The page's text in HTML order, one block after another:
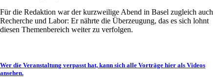
Für die Redaktion war der kurzweilige Abend in Basel zugleich auch
Recherche und Labor: Er nährte die Überzeugung, das es sich lohnt
diesen Themenbereich weiter zu verfolgen.
Wer die Veranstaltung verpasst hat, kann sich alle Vorträge hier als Videos
ansehen.